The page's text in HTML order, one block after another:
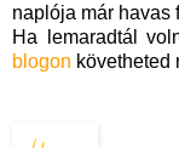
naplója már havas
Ha lemaradtál
blogon követheted